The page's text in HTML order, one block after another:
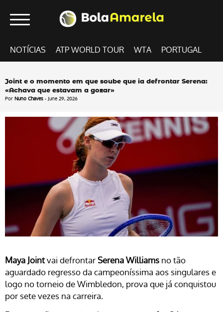
NOTÍCIAS ATP WORLD TOUR WTA PORTUGAL
Joint e o momento em que soube que ia defrontar Serena:
«Achava que estavam a gozar»
Por Nuno Chaves - June 29, 2026
Maya Jointvai defrontarSerena Williams no tão
aguardado regresso da campeoníssima aos singulares e
logo no torneio de Wimbledon, prova que já conquistou
por sete vezes na carreira.